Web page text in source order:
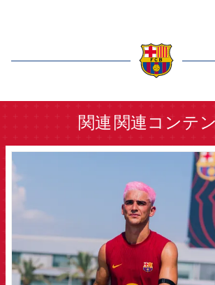
関連 関連コンテ
FCB